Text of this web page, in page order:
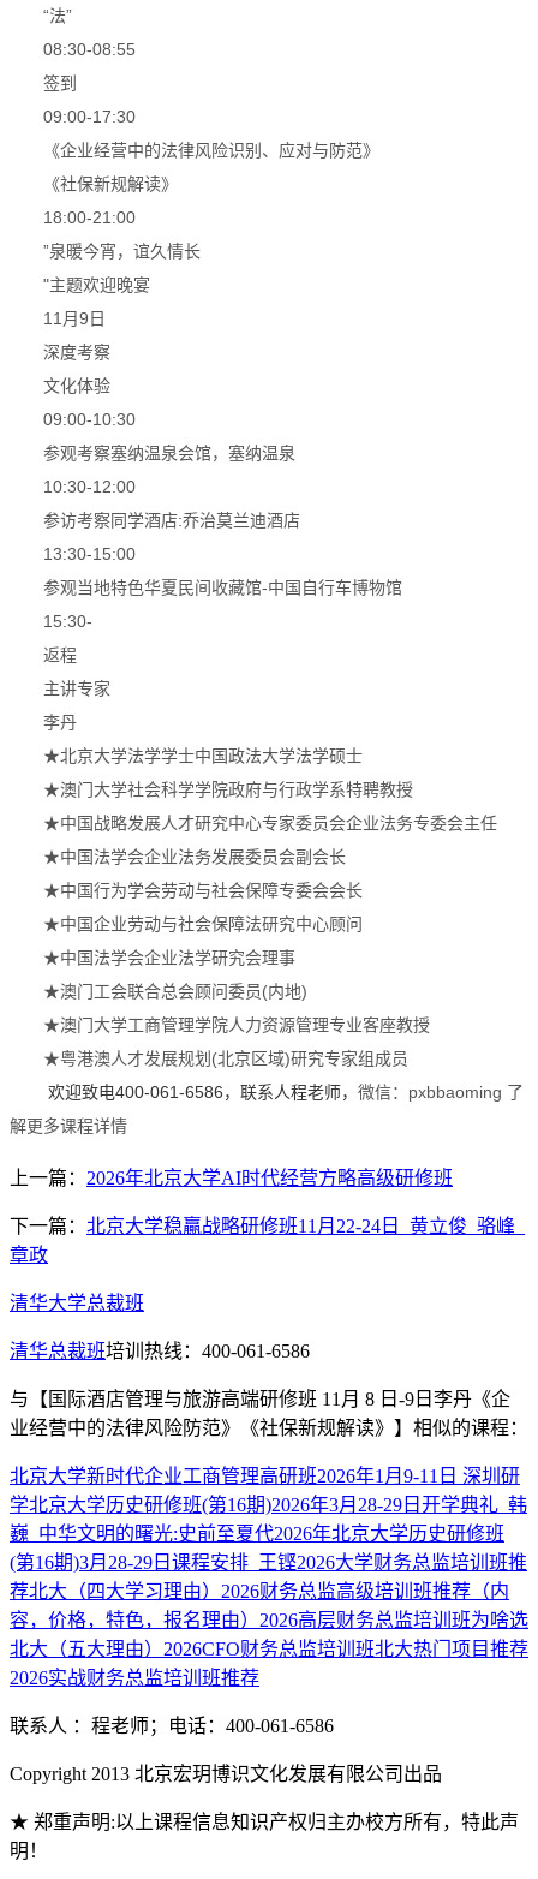
“法”
08:30-08:55
签到
09:00-17:30
《企业经营中的法律风险识别、应对与防范》
《社保新规解读》
18:00-21:00
”泉暖今宵，谊久情长
"主题欢迎晚宴
11月9日
深度考察
文化体验
09:00-10:30
参观考察塞纳温泉会馆，塞纳温泉
10:30-12:00
参访考察同学酒店:乔治莫兰迪酒店
13:30-15:00
参观当地特色华夏民间收藏馆-中国自行车博物馆
15:30-
返程
主讲专家
李丹
★北京大学法学学士中国政法大学法学硕士
★澳门大学社会科学学院政府与行政学系特聘教授
★中国战略发展人才研究中心专家委员会企业法务专委会主任
★中国法学会企业法务发展委员会副会长
★中国行为学会劳动与社会保障专委会会长
★中国企业劳动与社会保障法研究中心顾问
★中国法学会企业法学研究会理事
★澳门工会联合总会顾问委员(内地)
★澳门大学工商管理学院人力资源管理专业客座教授
★粤港澳人才发展规划(北京区域)研究专家组成员
欢迎致电400-061-6586，联系人程老师， 微信：pxbbaoming 了
解更多课程详情
上一篇： 2026年北京大学AI时代经营方略高级研修班
下一篇： 北京大学稳贏战略研修班11月22-24日_黄立俊_骆峰_
章政
清华大学总裁班
清华总裁班培训热线：400-061-6586
与 【国际酒店管理与旅游高端研修班 11月 8 日-9日李丹《企
业经营中的法律风险防范》《社保新规解读》】 相似的课程：
北京大学新时代企业工商管理高研班2026年1月9-11日 深圳研
学北京大学历史研修班(第16期)2026年3月28-29日开学典礼_韩
巍_中华文明的曙光:史前至夏代2026年北京大学历史研修班
(第16期)3月28-29日课程安排_王铿2026大学财务总监培训班推
荐北大（四大学习理由） 2026财务总监高级培训班推荐（内
容，价格，特色，报名理由） 2026高层财务总监培训班为啥选
北大（五大理由） 2026CFO财务总监培训班北大热门项目推荐
2026实战财务总监培训班推荐
联系人 ：程老师；电话：400-061-6586
Copyright 2013 北京宏玥博识文化发展有限公司出品
★ 郑重声明:以上课程信息知识产权归主办校方所有，特此声
明！